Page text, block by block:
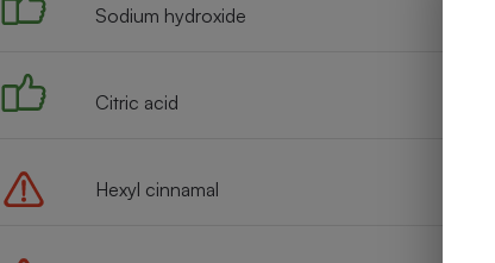
Sodium hydroxide
Citric acid
Hexyl cinnamal